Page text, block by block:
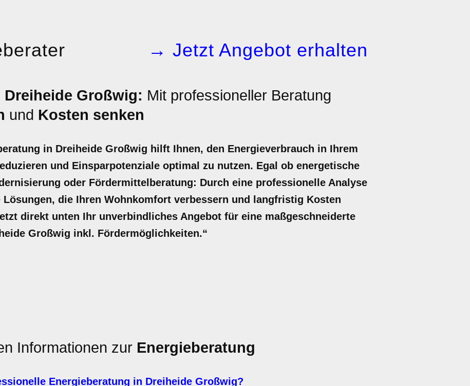
→ Jetzt Angebot erhalten
Großwig: Mit professioneller Beratung
und Kosten senken
in Dreiheide Großwig hilft Ihnen, den Energieverbrauch in Ihrem
und Einsparpotenziale optimal zu nutzen. Egal ob energetische
oder Fördermittelberatung: Durch eine professionelle Analyse
die Ihren Wohnkomfort verbessern und langfristig Kosten
direkt unten Ihr unverbindliches Angebot für eine maßgeschneiderte
Großwig inkl. Fördermöglichkeiten.“
Informationen zur Energieberatung
Energieberatung in Dreiheide Großwig?